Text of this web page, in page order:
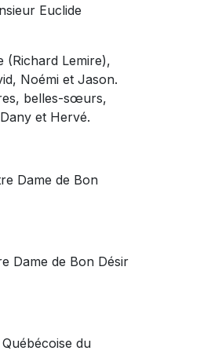
Euclide
(Richard Lemire),
Noémi et Jason.
belles-sœurs,
et Hervé.
Dame de Bon
Dame de Bon Désir
du